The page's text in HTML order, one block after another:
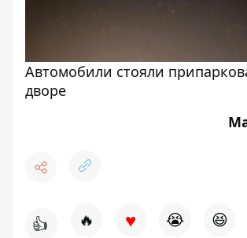
Автомобили стояли
дворе
👍 🔥 ♥ 😭 😆